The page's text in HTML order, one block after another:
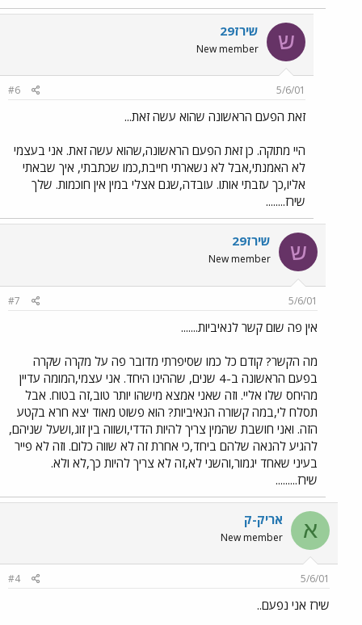
ש שירז29
New member
5/6/01
#6
זאת הפעם הראשונה שהוא עשה זאת...
היי מתוקה. כן זאת הפעם הראשונה,שהוא עשה זאת. אני בעצמי
לא האמנתי,אבל לא נשארתי חייבת,כמו שכתבתי, איך שבאתי
אליו,כך עזבתי אותו. עובדה,שגם אצלי במין אין חוכמות. שלך
שירז........
ש שירז29
New member
5/6/01
#7
אין פה שום קשר לנאיביות.......
מה הקשר? קודם כל כמו שסיפרתי מדובר פה על מקרה שקרה
בפעם הראשונה ב-4 שנים, שההינו היחד. אני עצמי,המומה עדיין
מהיחס שלו אליי. וזה שאני אמצא מישהו יותר טוב,זה בטוח. אבל
תסלח לי,במה קשורה הנאיביות? הוא פשוט מאוד יצא חרא בקטע
הזה. ואני חושבת שהמין צריך להיות הדדי,ושווה בין זוג,ושעל שניהם,
להגיע להנאה שלהם ביחד,כי אחרת זה לא שווה כלום. וזה לא פייר
בעיני שאחד יגמור,והשני לא,זה לא צריך להיות כך,לא ולא.
שירז.........
א אריק-ק
New member
5/6/01
#4
שירז אני נפעם..